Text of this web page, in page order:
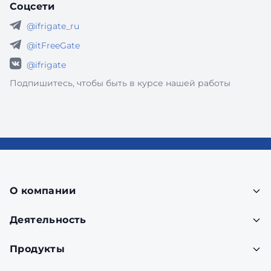
Соцсети
@ifrigate_ru
@itFreeGate
@ifrigate
Подпишитесь, чтобы быть в курсе нашей работы
О компании
Деятельность
Продукты